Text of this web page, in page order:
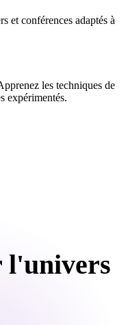
et conférences adaptés à
les techniques de
expérimentés.
l'univers